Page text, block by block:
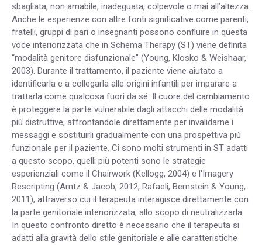
sbagliata, non amabile, inadeguata, colpevole o mai all’altezza.
Anche le esperienze con altre fonti significative come parenti,
fratelli, gruppi di pari o insegnanti possono confluire in questa
voce interiorizzata che in Schema Therapy (ST) viene definita
“modalità genitore disfunzionale” (Young, Klosko & Weishaar,
2003). Durante il trattamento, il paziente viene aiutato a
identificarla e a collegarla alle origini infantili per imparare a
trattarla come qualcosa fuori da sé. Il cuore del cambiamento
è proteggere la parte vulnerabile dagli attacchi delle modalità
più distruttive, affrontandole direttamente per invalidarne i
messaggi e sostituirli gradualmente con una prospettiva più
funzionale per il paziente. Ci sono molti strumenti in ST adatti
a questo scopo, quelli più potenti sono le strategie
esperienziali come il Chairwork (Kellogg, 2004) e l'Imagery
Rescripting (Arntz & Jacob, 2012, Rafaeli, Bernstein & Young,
2011), attraverso cui il terapeuta interagisce direttamente con
la parte genitoriale interiorizzata, allo scopo di neutralizzarla.
In questo confronto diretto è necessario che il terapeuta si
adatti alla gravità dello stile genitoriale e alle caratteristiche